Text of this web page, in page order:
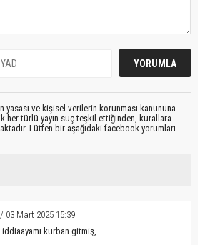
yasası ve kişisel verilerin korunması kanununa
her türlü yayın suç teşkil ettiğinden, kurallara
Lütfen bir aşağıdaki facebook yorumları
/ 03 Mart 2025 15:39
iddiaayamı kurban gitmiş,